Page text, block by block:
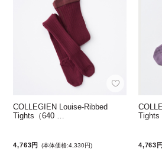
COLLEGIEN Louise-Ribbed
Tights（640 …
4,763円 (本体価格:4,330円)
Tights
4,763円